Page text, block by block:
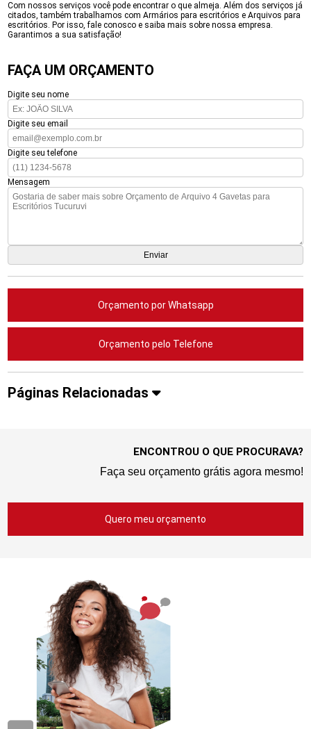
Com nossos serviços você pode encontrar o que almeja. Além dos serviços já
citados, também trabalhamos com Armários para escritórios e Arquivos para
escritórios. Por isso, fale conosco e saiba mais sobre nossa empresa.
Garantimos a sua satisfação!
FAÇA UM ORÇAMENTO
Digite seu nome
Digite seu email
Digite seu telefone
Mensagem
Orçamento por Whatsapp
Orçamento pelo Telefone
Páginas Relacionadas
ENCONTROU O QUE PROCURAVA?
Faça seu orçamento grátis agora mesmo!
Quero meu orçamento